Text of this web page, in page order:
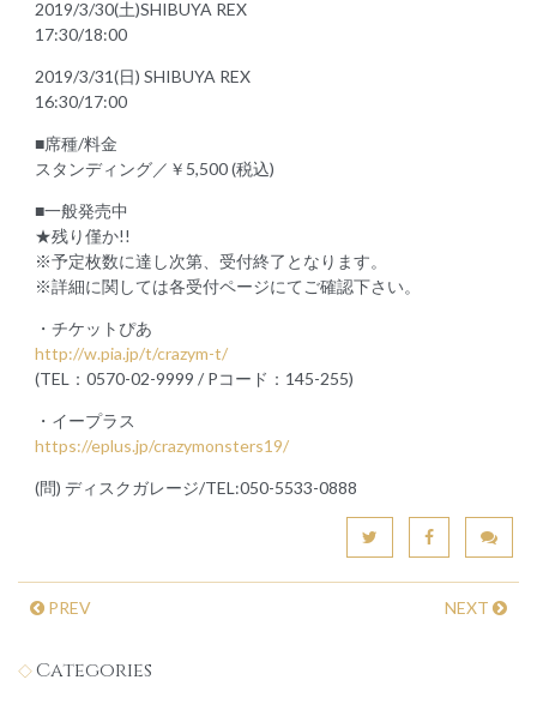
2019/3/30(土)SHIBUYA REX
17:30/18:00
2019/3/31(日) SHIBUYA REX
16:30/17:00
■席種/料金
スタンディング／￥5,500 (税込)
■一般発売中
★残り僅か!!
※予定枚数に達し次第、受付終了となります。
※詳細に関しては各受付ページにてご確認下さい。
・チケットぴあ
http://w.pia.jp/t/crazym-t/
(TEL：0570-02-9999 / Pコード：145-255)
・イープラス
https://eplus.jp/crazymonsters19/
(問) ディスクガレージ/TEL:050-5533-0888
PREV NEXT
Categories